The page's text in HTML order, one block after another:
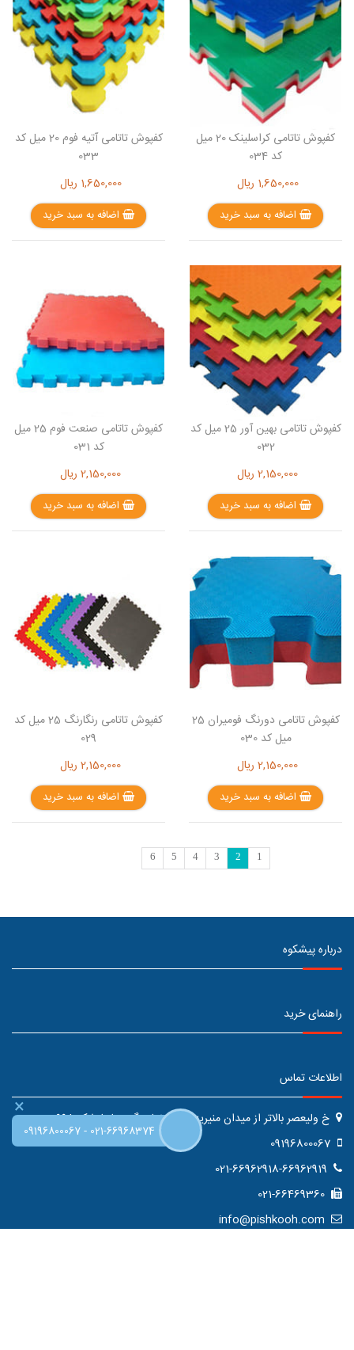
کفپوش تاتامی کراسلینک 20 میل
کد 034
1,650,000 ریال
اضافه به سبد خرید
کفپوش تاتامی آتیه فوم 20 میل کد
033
1,650,000 ریال
اضافه به سبد خرید
کفپوش تاتامی بهین آور 25 میل کد
032
2,150,000 ریال
اضافه به سبد خرید
کفپوش تاتامی صنعت فوم 25 میل
کد 031
2,150,000 ریال
اضافه به سبد خرید
کفپوش تاتامی دورنگ فومیران 25
میل کد 030
2,150,000 ریال
اضافه به سبد خرید
کفپوش تاتامی رنگارنگ 25 میل کد
029
2,150,000 ریال
اضافه به سبد خرید
1
2
3
4
5
6
درباره پیشکوه
راهنمای خرید
اطلاعات تماس
خ ولیعصر بالاتر از میدان منیریه بعد از نمایندگی سایپا پلاک 998
×
09196800067- 021-66968374